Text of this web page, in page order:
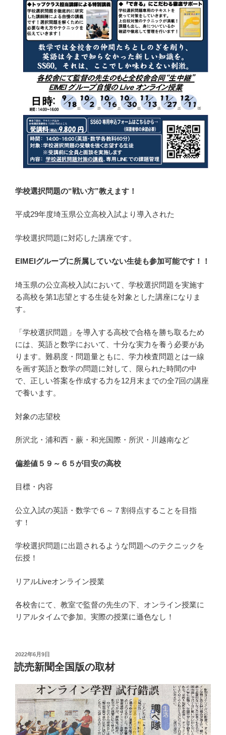
学校選択問題の“戦い方”教えます！
平成29年度埼玉県公立高校入試より導入された
学校選択問題に対応した講座です。
EIMEIグループに所属していない生徒も参加可能です！！
埼玉県の公立高校入試において、学校選択問題を実施す
る高校を第1志望とする生徒を対象とした講座になりま
す。
「学校選択問題」を導入する高校で合格を勝ち取るため
には、英語と数学において、十分な実力を養う必要があ
ります。難易度・問題量ともに、学力検査問題とは一線
を画す英語と数学の問題に対して、限られた時間の中
で、正しい答案を作成する力を12月末までの全7回の講座
で養います。
対象の志望校
所沢北・浦和西・蕨・和光国際・所沢・川越南など
偏差値５９～６５が目安の高校
目標・内容
公立入試の英語・数学で６～７割得点することを目指
す！
学校選択問題に出題されるような問題へのテクニックを
伝授！
リアルLiveオンライン授業
各校舎にて、教室で監督の先生の下、オンライン授業に
リアルタイムで参加。実際の授業に遜色なし！
投
稿
日:
2022年6月9日
読売新聞全国版の取材